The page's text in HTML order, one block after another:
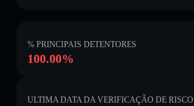
% PRINCIPAIS DETENTORES
100.00%
ULTIMA DATA DA VERIFICAÇÃO DE RISCO